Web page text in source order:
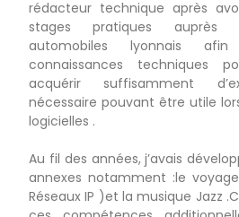
rédacteur technique après
stages pratiques auprès
automobiles lyonnais
connaissances techniques
acquérir suffisamment
nécessaire pouvant être utile
logicielles .
Au fil des années, j’avais
annexes notamment :le
Réseaux IP )et la musique Jazz